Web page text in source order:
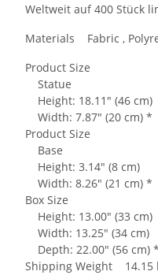
Weltweit auf 400 Stück
Materials Fabric ,
Product Size
Statue
Height: 18.11" (46 cm)
Width: 7.87" (20 cm) *
Product Size
Base
Height: 3.14" (8 cm)
Width: 8.26" (21 cm) *
Box Size
Height: 13.00" (33 cm)
Width: 13.25" (34 cm)
Depth: 22.00" (56 cm) *
Shipping Weight 14.15